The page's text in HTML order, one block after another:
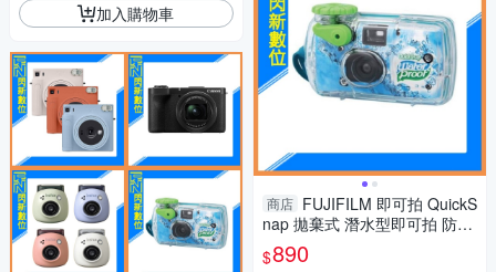
加入購物車
商店 FUJIFILM 即可拍 QuickS
nap 拋棄式 潛水型即可拍 防水
底片機 傻瓜相機 相機 27張
$890